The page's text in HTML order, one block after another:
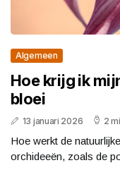
Algemeen
Hoe krijg ik
bloei
13 januari 2026 2
Hoe werkt de
orchideeën, zoals de